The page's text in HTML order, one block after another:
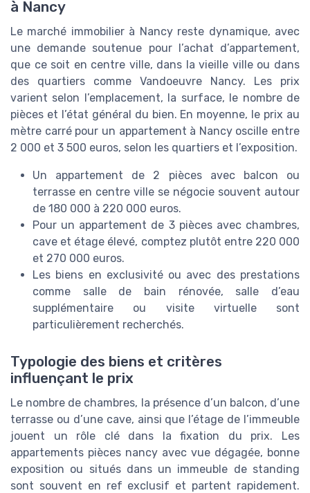
à Nancy
Le marché immobilier à Nancy reste dynamique, avec
une demande soutenue pour l’achat d’appartement,
que ce soit en centre ville, dans la vieille ville ou dans
des quartiers comme Vandoeuvre Nancy. Les prix
varient selon l’emplacement, la surface, le nombre de
pièces et l’état général du bien. En moyenne, le prix au
mètre carré pour un appartement à Nancy oscille entre
2 000 et 3 500 euros, selon les quartiers et l’exposition.
Un appartement de 2 pièces avec balcon ou
terrasse en centre ville se négocie souvent autour
de 180 000 à 220 000 euros.
Pour un appartement de 3 pièces avec chambres,
cave et étage élevé, comptez plutôt entre 220 000
et 270 000 euros.
Les biens en exclusivité ou avec des prestations
comme salle de bain rénovée, salle d’eau
supplémentaire ou visite virtuelle sont
particulièrement recherchés.
Typologie des biens et critères
influençant le prix
Le nombre de chambres, la présence d’un balcon, d’une
terrasse ou d’une cave, ainsi que l’étage de l’immeuble
jouent un rôle clé dans la fixation du prix. Les
appartements pièces nancy avec vue dégagée, bonne
exposition ou situés dans un immeuble de standing
sont souvent en ref exclusif et partent rapidement.